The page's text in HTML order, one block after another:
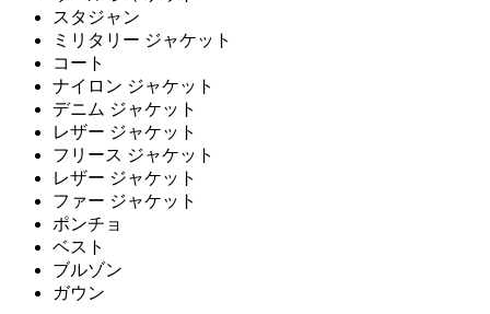
スタジャン
ミリタリー ジャケット
コート
ナイロン ジャケット
デニム ジャケット
レザー ジャケット
フリース ジャケット
レザー ジャケット
ファー ジャケット
ポンチョ
ベスト
ブルゾン
ガウン